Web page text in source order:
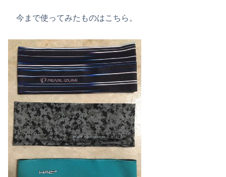
今まで使ってみたものはこちら。